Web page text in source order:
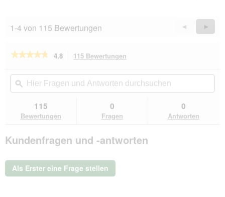
1-4 von 115 Bewertungen
Zurück
Reviews
◄
Weiter
►
★★★★★
★★★★★
5
lesen
IAMS
Nutrition
Trockenfutter
Huhn
10
kg
4.8 115 Bewertungen
Aktion
navigierst
du
Bewertungen.
Hier
Fragen
und
Antworten
durchsuchen
ϙ
115
Bewertungen
0
Fragen
0
Antworten
Kundenfragen und -antworten
Als Erster eine Frage stellen